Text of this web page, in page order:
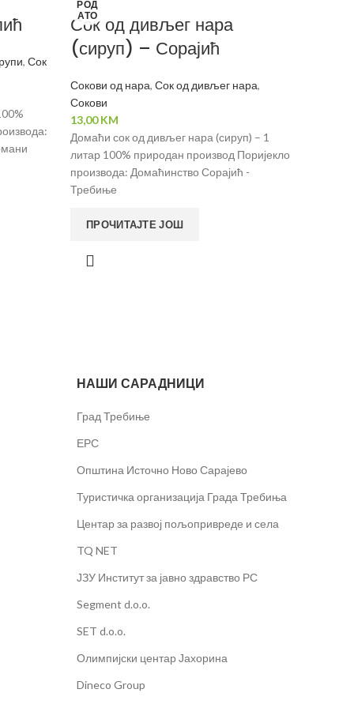
, Сок
РОД
АТО
Сок од дивљег нара
(сируп) – Сорајић
Сокови од нара, Сок од дивљег нара,
Сокови
13,00KM
Домаћи сок од дивљег нара (сируп) – 1
литар 100% природан производ Поријекло
производа: Домаћинство Сорајић -
Требиње
ПРОЧИТАЈТЕ ЈОШ
НАШИ САРАДНИЦИ
Град Требиње
ЕРС
Општина Источно Ново Сарајево
Туристичка организација Града Требиња
Центар за развој пољопривреде и села
TQ NET
ЈЗУ Институт за јавно здравство РС
Segment d.o.o.
SET d.o.o.
Олимпијски центар Јахорина
Dineco Group